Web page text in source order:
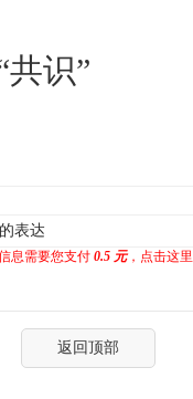
共识”
表达
息需要您支付 0.5 元，点击这
返回顶部